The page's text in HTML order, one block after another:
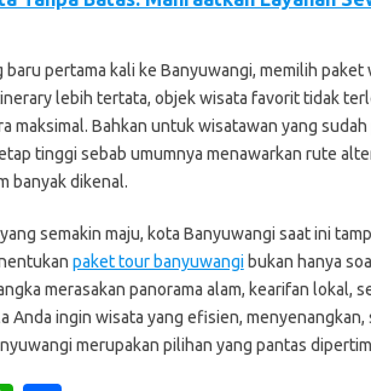
pertama kali ke Banyuwangi, memilih
lebih tertata, objek wisata favorit tidak
maksimal. Bahkan untuk wisatawan yang
tinggi sebab umumnya menawarkan rute
banyak dikenal.
semakin maju, kota Banyuwangi saat ini
paket tour banyuwangi bukan hanya
merasakan panorama alam, kearifan lokal,
Anda ingin wisata yang efisien, menyenangkan,
merupakan pilihan yang pantas